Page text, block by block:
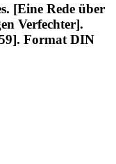
[Eine Rede über
Verfechter].
Format DIN